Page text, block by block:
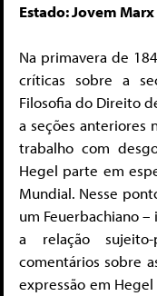
Estado: Jovem
Na primavera de
críticas sobre a
Filosofia do Direito
a seções anteriores
trabalho com
Hegel parte em
Mundial. Nesse
um Feuerbachiano
a relação
comentários sobre
expressão em